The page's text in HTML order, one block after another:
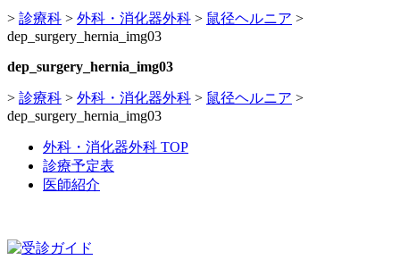
> 診療科 > 外科・消化器外科 > 鼠径ヘルニア >
dep_surgery_hernia_img03
dep_surgery_hernia_img03
> 診療科 > 外科・消化器外科 > 鼠径ヘルニア >
dep_surgery_hernia_img03
外科・消化器外科 TOP
診療予定表
医師紹介